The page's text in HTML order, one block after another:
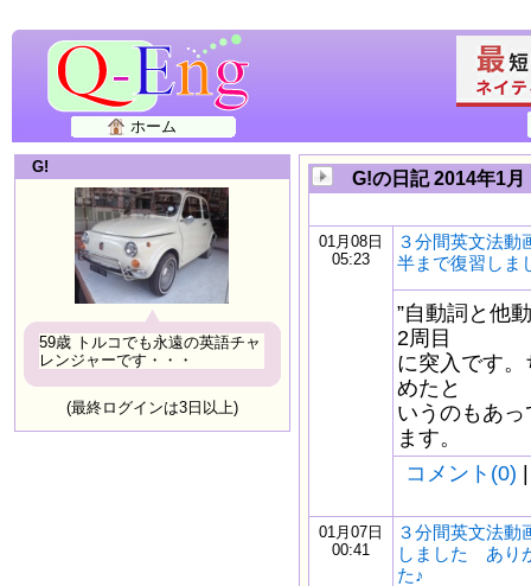
ホーム
G!
59歳 トルコでも永遠の英語チャ
レンジャーです・・・
(最終ログインは3日以上)
G!の日記 2014年1月
01月08日
05:23
３分間英文法動
半まで復習しま
”自動詞と他
2周目
に突入です
めたと
いうのもあ
ます。
コメント(0)
01月07日
00:41
３分間英文法動
しました あり
た♪